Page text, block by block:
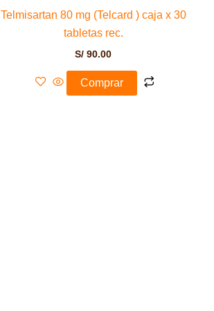
Telmisartan 80 mg (Telcard ) caja x 30
tabletas rec.
S/ 90.00
Comprar